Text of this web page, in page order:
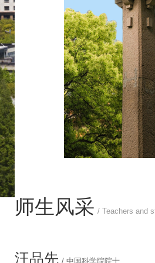
师生风采 / Teachers and
/ 中国工程院院士
/ 中国工程院院士
/ 中国工程院院士
/ 中国科学院院士
李 杰 / 中国科学院院士